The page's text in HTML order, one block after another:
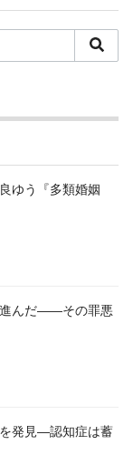
ゆう『多類婚姻
進んだ――その罪悪
発見―認知症は蓄